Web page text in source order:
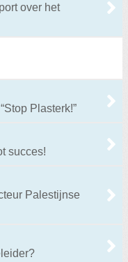
over het
Plasterk!”
succes!
Palestijnse